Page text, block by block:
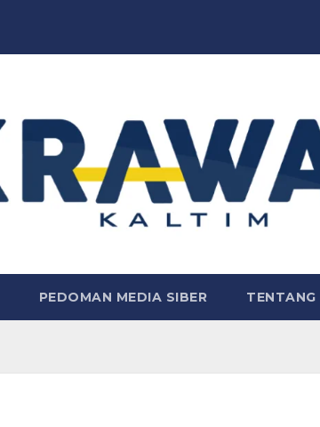
PEDOMAN MEDIA SIBER TENTANG